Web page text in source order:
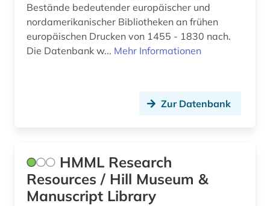
dokumentlieferung (1)
dombibliothek hildesheim (1)
dresden (3)
drittes reich (3)
Bestände bedeutender europäischer und
nordamerikanischer Bibliotheken an frühen
europäischen Drucken von 1455 - 1830 nach.
Die Datenbank w... Mehr Informationen
Zur Datenbank
HMML Research
Resources / Hill Museum &
Manuscript Library